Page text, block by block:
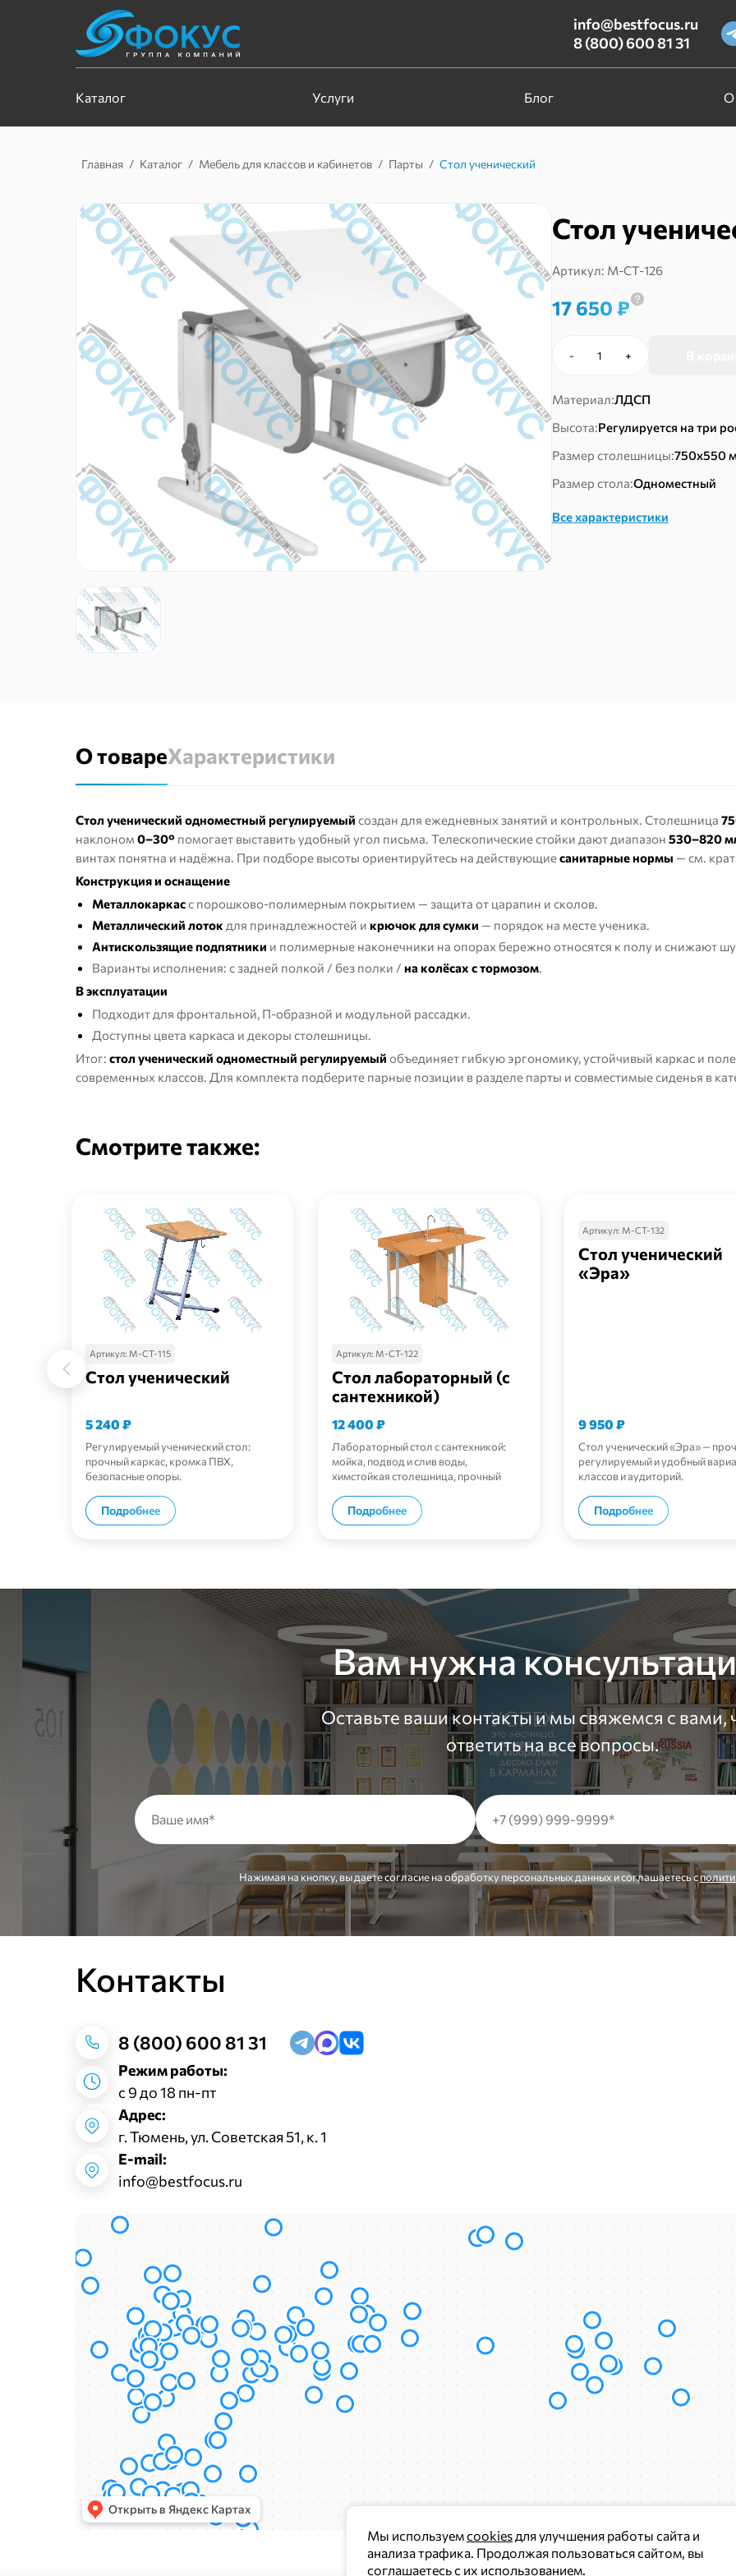
info@bestfocus.ru
8 (800) 600 81 31
Каталог Услуги Блог О
Главная / Каталог / Мебель для классов и кабинетов / Парты / Стол ученический
Стол
Артикул: М-СТ-126
17 650 ₽
-
Количество
Стол
+
Материал:ЛДСП
Высота:Регулируется на три
Размер столешницы:750х550
Размер стола:Одноместный
Все характеристики
О товареХарактеристики
Стол ученический одноместный регулируемый создан для ежедневных занятий и контрольных. Столешница
наклоном 0–30° помогает выставить удобный угол письма. Телескопические стойки дают диапазон 530–820
винтах понятна и надёжна. При подборе высоты ориентируйтесь на действующиесанитарные нормы — см.
Конструкция и оснащение
Металлокаркасс порошково-полимерным покрытием — защита от царапин и сколов.
Металлический лоток для принадлежностей и крючок для сумки — порядок на месте ученика.
Антискользящие подпятники и полимерные наконечники на опорах бережно относятся к полу и снижают
Варианты исполнения: с задней полкой / без полки / на колёсах с тормозом.
В эксплуатации
Подходит для фронтальной, П-образной и модульной рассадки.
Доступны цвета каркаса и декоры столешницы.
Итог: стол ученический одноместный регулируемый объединяет гибкую эргономику, устойчивый каркас и
современных классов. Для комплекта подберите парные позиции в разделе парты и совместимые сиденья в
Смотрите также:
Артикул: М-СТ-115
Стол ученический
5 240₽
Регулируемый ученический стол:
прочный каркас, кромка ПВХ,
безопасные опоры.
Подробнее
Артикул: М-СТ-122
Стол лабораторный (с
сантехникой)
12 400₽
Лабораторный стол с сантехникой:
мойка, подвод и слив воды,
химстойкая столешница, прочный
Подробнее
Артикул: М-СТ-132
Стол ученический
«Эра»
9 950₽
Стол ученический «Эра» —
регулируемый и удобный
классов и аудиторий.
Подробнее
Вам нужна
Оставьте ваши контакты и мы свяжемся с вами,
ответить на все вопросы.
Нажимая на кнопку, вы даете согласие на обработку персональных данных и соглашаетесь c
Контакты
8 (800) 600 81 31
Режим работы:
с 9 до 18 пн-пт
Адрес:
г. Тюмень, ул. Советская 51, к. 1
E-mail:
info@bestfocus.ru
Мы используемcookies для улучшения работы сайта и
анализа трафика. Продолжая пользоваться сайтом, вы
соглашаетесь с их использованием.